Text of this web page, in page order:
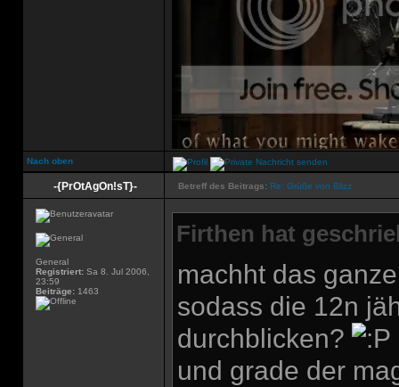
Nach oben
-{PrOtAgOn!sT}- Betreff des Beitrags: Re: Grüße von Blizz
General
Registriert: Sa 8. Jul 2006,
23:59
Beiträge: 1463
Firthen hat
machht das
sodass die 12n
durchblicken?
und grade der